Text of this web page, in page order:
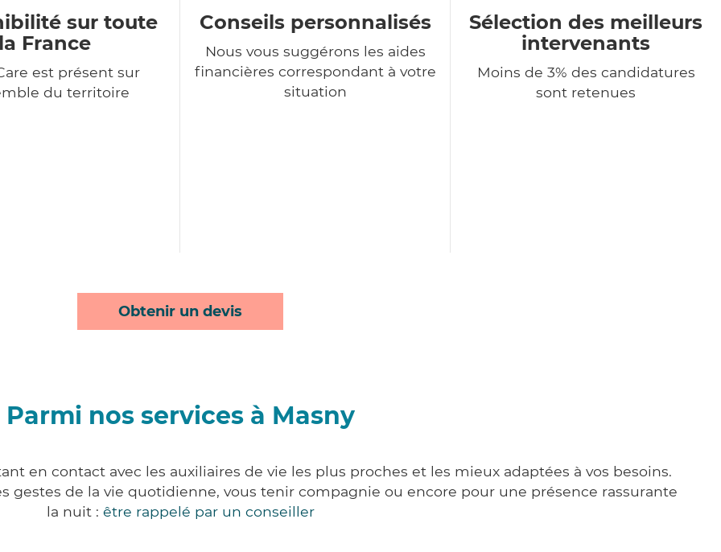
sur toute
la France
est présent sur
du territoire
Conseils personnalisés
Nous vous suggérons les aides
financières correspondant à votre
situation
Sélection des meilleurs
intervenants
Moins de 3% des candidatures
sont retenues
Obtenir un devis
Parmi nos services à Masny
en contact avec les auxiliaires de vie les plus proches et les mieux adaptées à vos besoins.
gestes de la vie quotidienne, vous tenir compagnie ou encore pour une présence rassurante
la nuit : être rappelé par un conseiller